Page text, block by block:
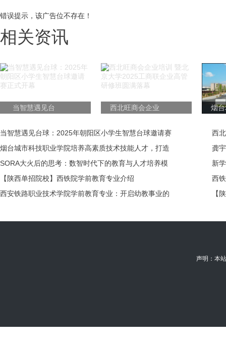
错误提示，该广告位不存在！
相关资讯
当智慧遇见台
区小学生智慧台
球邀请赛正式开
西北旺商会企业
2025工商联企业
高管研修班圆满
烟
质
才
当智慧遇见台球：2025年朝阳区小学生智慧台球邀请赛
正式开幕
西
研
烟台城市科技职业学院培养高素质技术技能人才，打造
创新教育新高地
龚
大
SORA大火后的思考：数智时代下的教育与人才培养模
式革新
新
动
【陕西单招院校】西铁院学前教育专业介绍
西
西安铁路职业技术学院学前教育专业：开启幼教事业的
【
声明：本